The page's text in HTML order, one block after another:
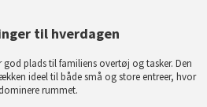
til hverdagen
god plads til familiens overtøj og tasker. Den
ideel til både små og store entreer, hvor
rummet.